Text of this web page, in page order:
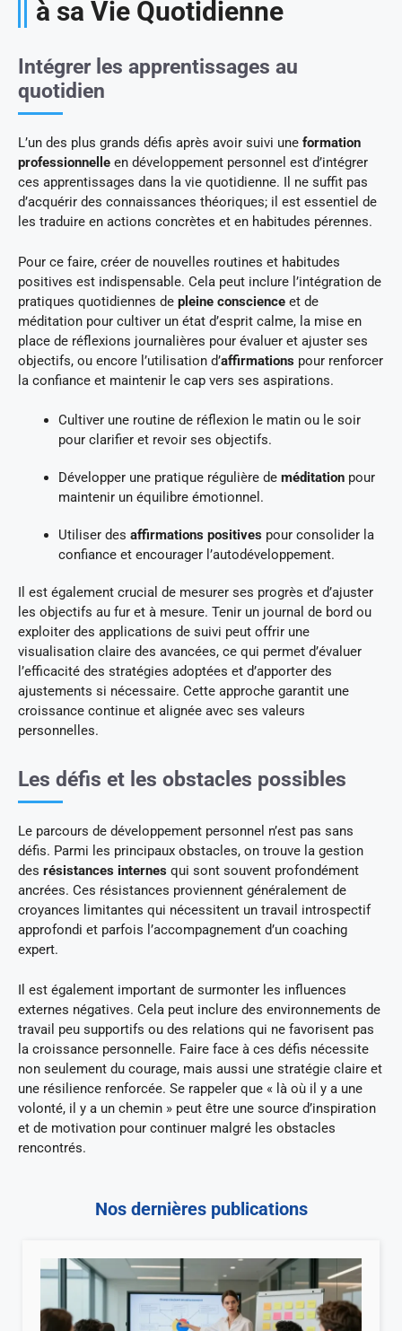
à sa Vie Quotidienne
Intégrer les apprentissages au
quotidien
L’un des plus grands défis après avoir suivi une formation
professionnelle en développement personnel est d’intégrer
ces apprentissages dans la vie quotidienne. Il ne suffit pas
d’acquérir des connaissances théoriques; il est essentiel de
les traduire en actions concrètes et en habitudes pérennes.
Pour ce faire, créer de nouvelles routines et habitudes
positives est indispensable. Cela peut inclure l’intégration de
pratiques quotidiennes de pleine conscience et de
méditation pour cultiver un état d’esprit calme, la mise en
place de réflexions journalières pour évaluer et ajuster ses
objectifs, ou encore l’utilisation d’affirmations pour renforcer
la confiance et maintenir le cap vers ses aspirations.
Cultiver une routine de réflexion le matin ou le soir
pour clarifier et revoir ses objectifs.
Développer une pratique régulière de méditation pour
maintenir un équilibre émotionnel.
Utiliser des affirmations positives pour consolider la
confiance et encourager l’autodéveloppement.
Il est également crucial de mesurer ses progrès et d’ajuster
les objectifs au fur et à mesure. Tenir un journal de bord ou
exploiter des applications de suivi peut offrir une
visualisation claire des avancées, ce qui permet d’évaluer
l’efficacité des stratégies adoptées et d’apporter des
ajustements si nécessaire. Cette approche garantit une
croissance continue et alignée avec ses valeurs
personnelles.
Les défis et les obstacles possibles
Le parcours de développement personnel n’est pas sans
défis. Parmi les principaux obstacles, on trouve la gestion
des résistances internes qui sont souvent profondément
ancrées. Ces résistances proviennent généralement de
croyances limitantes qui nécessitent un travail introspectif
approfondi et parfois l’accompagnement d’un coaching
expert.
Il est également important de surmonter les influences
externes négatives. Cela peut inclure des environnements de
travail peu supportifs ou des relations qui ne favorisent pas
la croissance personnelle. Faire face à ces défis nécessite
non seulement du courage, mais aussi une stratégie claire et
une résilience renforcée. Se rappeler que « là où il y a une
volonté, il y a un chemin » peut être une source d’inspiration
et de motivation pour continuer malgré les obstacles
rencontrés.
Nos dernières publications